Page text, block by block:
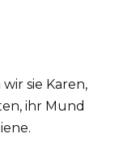
sie Karen,
ihr Mund